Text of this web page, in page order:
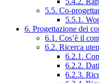
5.5. Co-
5.5.1.
6. Progettazione dei
6.1. Cos’è il
6.2. Ricerca
6.2.1.
6.2.2.
6.2.3.